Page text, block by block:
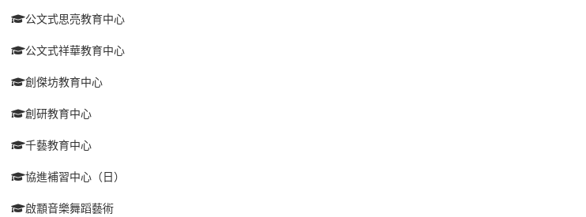
公文式思亮教育中心
公文式祥華教育中心
創傑坊教育中心
創研教育中心
千藝教育中心
協進補習中心（日）
啟顬音樂舞蹈藝術